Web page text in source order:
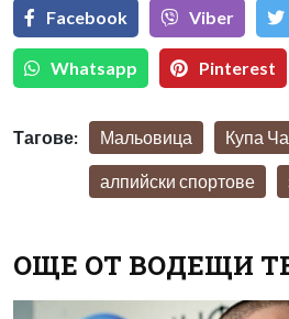
Facebook Viber
Whatsapp Pinterest
Тагове: Мальовица Купа
алпийски спортове
ОЩЕ ОТ ВОДЕЩИ